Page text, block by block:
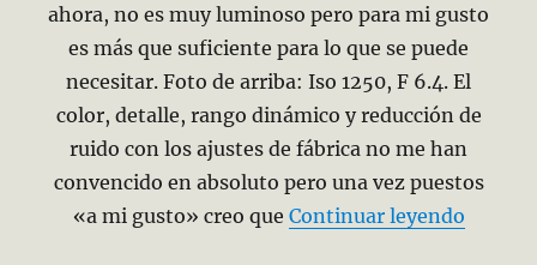
ahora, no es muy luminoso pero para mi gusto
es más que suficiente para lo que se puede
necesitar. Foto de arriba: Iso 1250, F 6.4. El
color, detalle, rango dinámico y reducción de
ruido con los ajustes de fábrica no me han
convencido en absoluto pero una vez puestos
«a mi gusto» creo que Continuar leyendo«359/